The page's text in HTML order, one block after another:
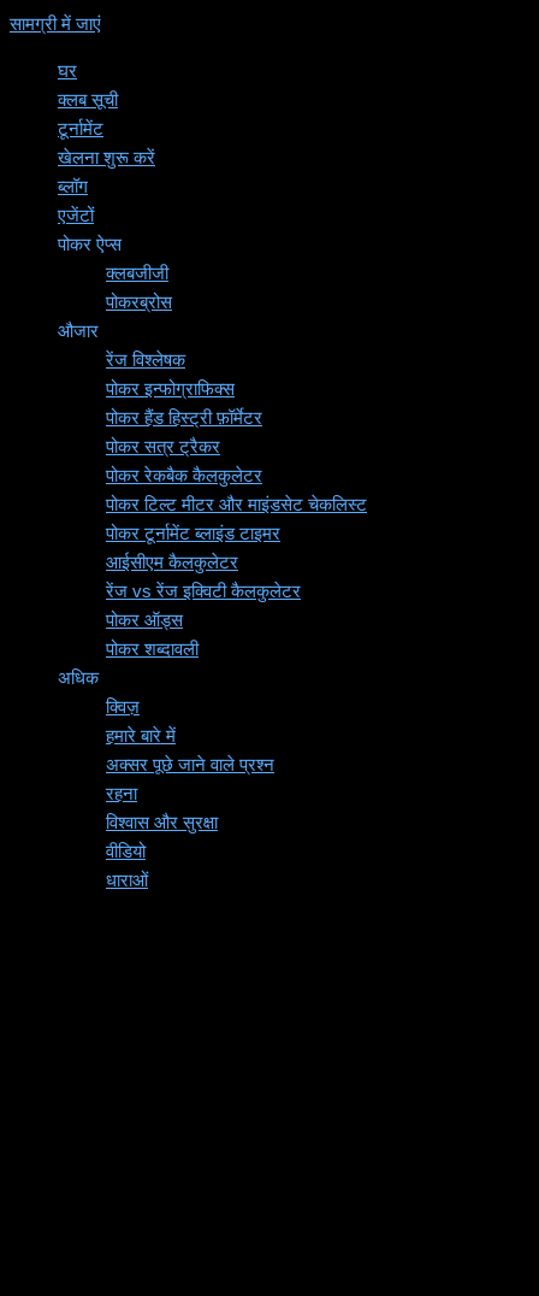
सामग्री में जाएं
घर
क्लब सूची
टूर्नामेंट
खेलना शुरू करें
ब्लॉग
एजेंटों
पोकर ऐप्स
क्लबजीजी
पोकरब्रोस
औजार
रेंज विश्लेषक
पोकर इन्फोग्राफिक्स
पोकर हैंड हिस्ट्री फ़ॉर्मेटर
पोकर सत्र ट्रैकर
पोकर रेकबैक कैलकुलेटर
पोकर टिल्ट मीटर और माइंडसेट चेकलिस्ट
पोकर टूर्नामेंट ब्लाइंड टाइमर
आईसीएम कैलकुलेटर
रेंज vs रेंज इक्विटी कैलकुलेटर
पोकर ऑड्स
पोकर शब्दावली
अधिक
क्विज़
हमारे बारे में
अक्सर पूछे जाने वाले प्रश्न
रहना
विश्वास और सुरक्षा
वीडियो
धाराओं